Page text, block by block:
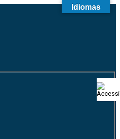
Idiomas